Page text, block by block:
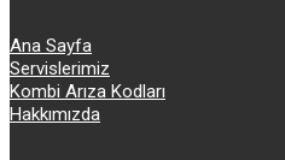
Ana Sayfa
Servislerimiz
Kombi Arıza Kodları
Hakkımızda